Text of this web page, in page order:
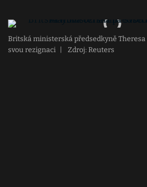
Britská ministerská předsedkyně
svou rezignaci
Zdroj: Reuters